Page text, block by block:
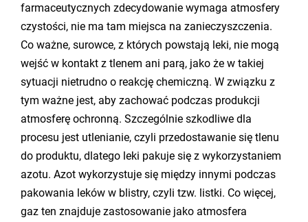
farmaceutycznych zdecydowanie wymaga atmosfery
czystości, nie ma tam miejsca na zanieczyszczenia.
Co ważne, surowce, z których powstają leki, nie mogą
wejść w kontakt z tlenem ani parą, jako że w takiej
sytuacji nietrudno o reakcję chemiczną. W związku z
tym ważne jest, aby zachować podczas produkcji
atmosferę ochronną. Szczególnie szkodliwe dla
procesu jest utlenianie, czyli przedostawanie się tlenu
do produktu, dlatego leki pakuje się z wykorzystaniem
azotu. Azot wykorzystuje się między innymi podczas
pakowania leków w blistry, czyli tzw. listki. Co więcej,
gaz ten znajduje zastosowanie jako atmosfera